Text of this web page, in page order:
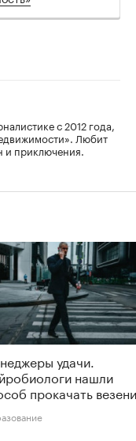
с 2012 года,
Любит
и приключения.
удачи.
нашли
прокачать